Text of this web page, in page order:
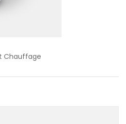
Chauffage